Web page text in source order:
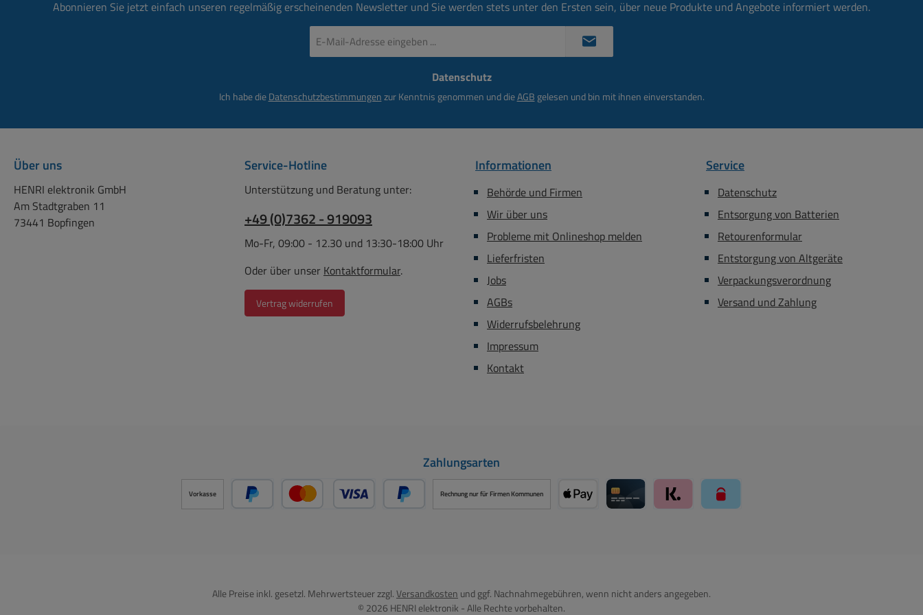
die flexible
5,2mm
die flexible
Bundware - 25 Meter
RoHS / CE Ja
5,2mm
des Kabels und vermeidet
eine falsche Polarität.
Robust und langlebig durch
Bundware - 100 Meter
2x24/0,20mm CCA Kabel:
Gewicht: 1,8kg
Abonnieren Sie jetzt einfach unseren regelmäßig erscheinenden Newsletter und Sie werden stets unter den Ersten sein, über neue Produkte und Angebote informiert werden.
Mail-
Datenschutz
Ich habe dieDatenschutzbestimmungenzur Kenntnis genommen und dieAGB gelesen und bin mit ihnen einverstanden.
Über uns
HENRI elektronik GmbH
Am Stadtgraben 11
73441 Bopfingen
Service-Hotline
Unterstützung und Beratung unter:
+49 (0)7362 - 919093
Mo-Fr, 09:00 - 12.30 und 13:30-18:00 Uhr
Oder über unser Kontaktformular.
Vertrag widerrufen
Informationen
Behörde und Firmen
Wir über uns
Probleme mit Onlineshop melden
Lieferfristen
Jobs
AGBs
Widerrufsbelehrung
Impressum
Kontakt
Service
Datenschutz
Entsorgung von Batterien
Retourenformular
Entstorgung von Altgeräte
Verpackungsverordnung
Versand und Zahlung
Zahlungsarten
Vorkasse Rechnung nur für Firmen Kommunen
Alle Preise inkl. gesetzl. Mehrwertsteuer zzgl.Versandkosten und ggf. Nachnahmegebühren, wenn nicht anders angegeben.
© 2026 HENRI elektronik - Alle Rechte vorbehalten.